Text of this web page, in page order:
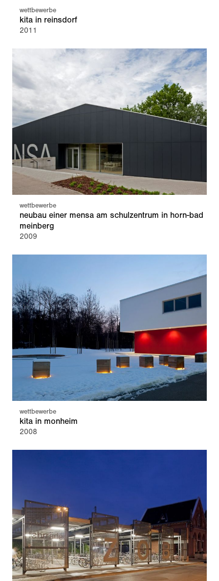
wettbewerbe
kita in reinsdorf
2011
wettbewerbe
neubau einer mensa am schulzentrum in horn-bad
meinberg
2009
wettbewerbe
kita in monheim
2008